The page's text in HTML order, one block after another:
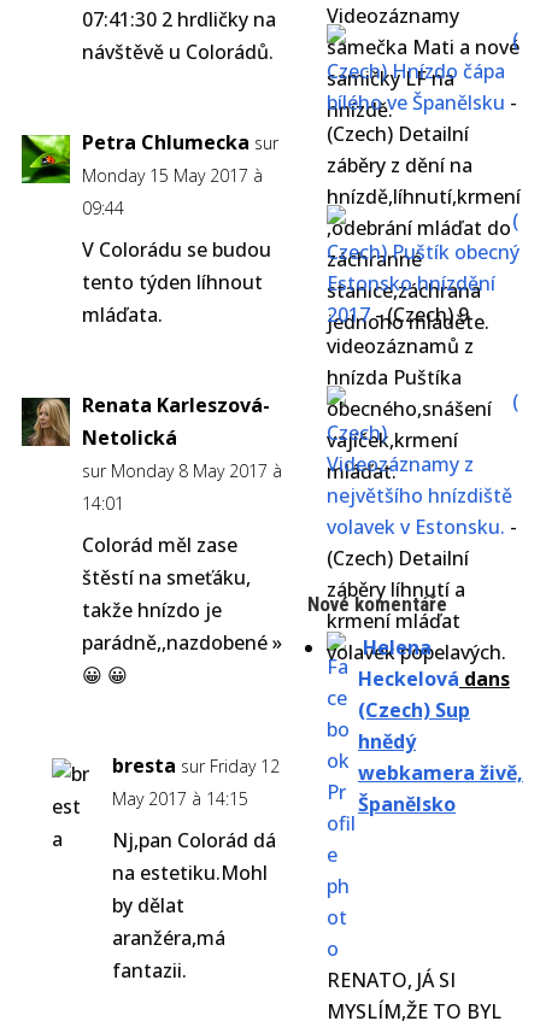
Videozáznamy
samečka Mati a nové
samičky LF na
hnízdě.
(
Czech) Hnízdo čápa
bílého ve Španělsku -
(Czech) Detailní
záběry z dění na
hnízdě,líhnutí,krmení
,odebrání mláďat do
záchranné
stanice,záchrana
jednoho mláděte.
(
Czech) Puštík obecný
Estonsko hnízdění
2017-(Czech) 9
videozáznamů z
hnízda Puštíka
obecného,snášení
vajíček,krmení
mláďat.
(
Czech)
Videozáznamy z
největšího hnízdiště
volavek v Estonsku. -
(Czech) Detailní
záběry líhnutí a
krmení mláďat
volavek popelavých.
Nové komentáře
Helena
Heckelová dans
(Czech) Sup
hnědý
webkamera živě,
Španělsko
RENATO, JÁ SI
MYSLÍM,ŽE TO BYL
07:41:30 2 hrdličky na
návštěvě u Colorádů.
Petra Chlumecka sur
Monday 15 May 2017 à
09:44
V Colorádu se budou
tento týden líhnout
mláďata.
Renata Karleszová-
Netolická
sur Monday 8 May 2017 à
14:01
Colorád měl zase
štěstí na smeťáku,
takže hnízdo je
parádně,,nazdobené »
😀 😀
bresta sur Friday 12
May 2017 à 14:15
Nj,pan Colorád dá
na estetiku.Mohl
by dělat
aranžéra,má
fantazii.